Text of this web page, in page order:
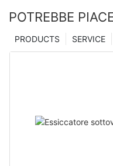
POTREBBE
SERVICE
PRODUCTS